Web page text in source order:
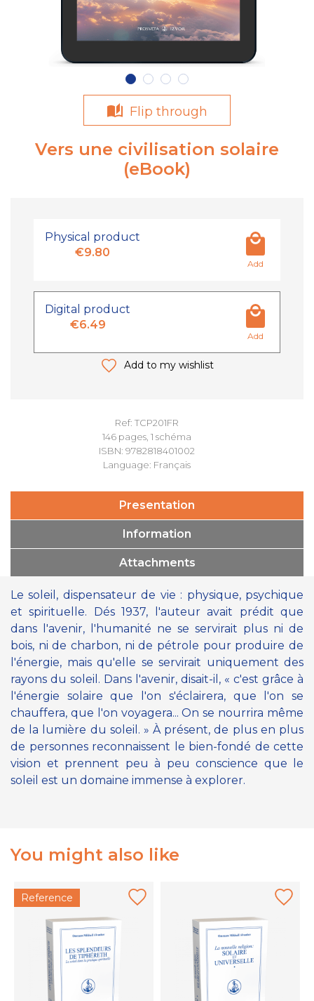
Flip through
Vers une civilisation solaire
(eBook)
Ref: TCP201FR
146 pages, 1 schéma
ISBN: 9782818401002
Language: Français
Physical product
€9.80
Add
Digital product
€6.49
Add
Add to my wishlist
Presentation
Information
Attachments
Le soleil, dispensateur de vie : physique, psychique
et spirituelle. Dés 1937, l'auteur avait prédit que
dans l'avenir, l'humanité ne se servirait plus ni de
bois, ni de charbon, ni de pétrole pour produire de
l'énergie, mais qu'elle se servirait uniquement des
rayons du soleil. Dans l'avenir, disait-il, « c'est grâce à
l'énergie solaire que l'on s'éclairera, que l'on se
chauffera, que l'on voyagera... On se nourrira même
de la lumière du soleil. » À présent, de plus en plus
de personnes reconnaissent le bien-fondé de cette
vision et prennent peu à peu conscience que le
soleil est un domaine immense à explorer.
You might also like
Reference